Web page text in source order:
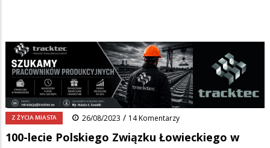
Ścieżka
nawigacyjna
Strona główna Wiadomości/Z życia miasta/
100-lecie Polskiego Związku Łowieckiego w Suwałkach
FacebookPinterest Tumblr
0 Reddit Share
Z ŻYCIA MIASTA 26/08/2023 / 14 Komentarzy
100-lecie Polskiego Związku Łowieckiego w